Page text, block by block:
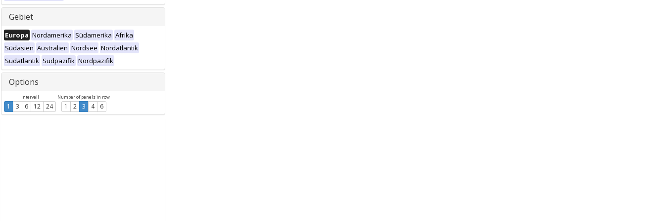
Gebiet
Europa Nordamerika Südamerika Afrika
Südasien Australien Nordsee Nordatlantik
Südatlantik Südpazifik Nordpazifik
Options
Intervall
1 3 6 12 24
Number of panels in row
1 2 3 4 6